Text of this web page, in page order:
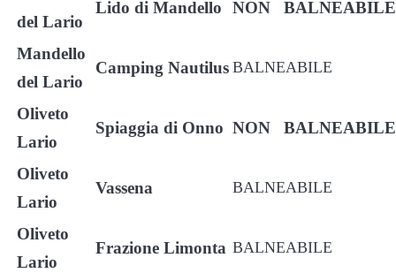
del Lario
Lido di Mandello NON BALNEABILE
Mandello
del Lario
Camping Nautilus BALNEABILE
Oliveto
Lario
Spiaggia di Onno NON BALNEABILE
Oliveto
Lario
Vassena BALNEABILE
Oliveto
Lario
Frazione Limonta BALNEABILE